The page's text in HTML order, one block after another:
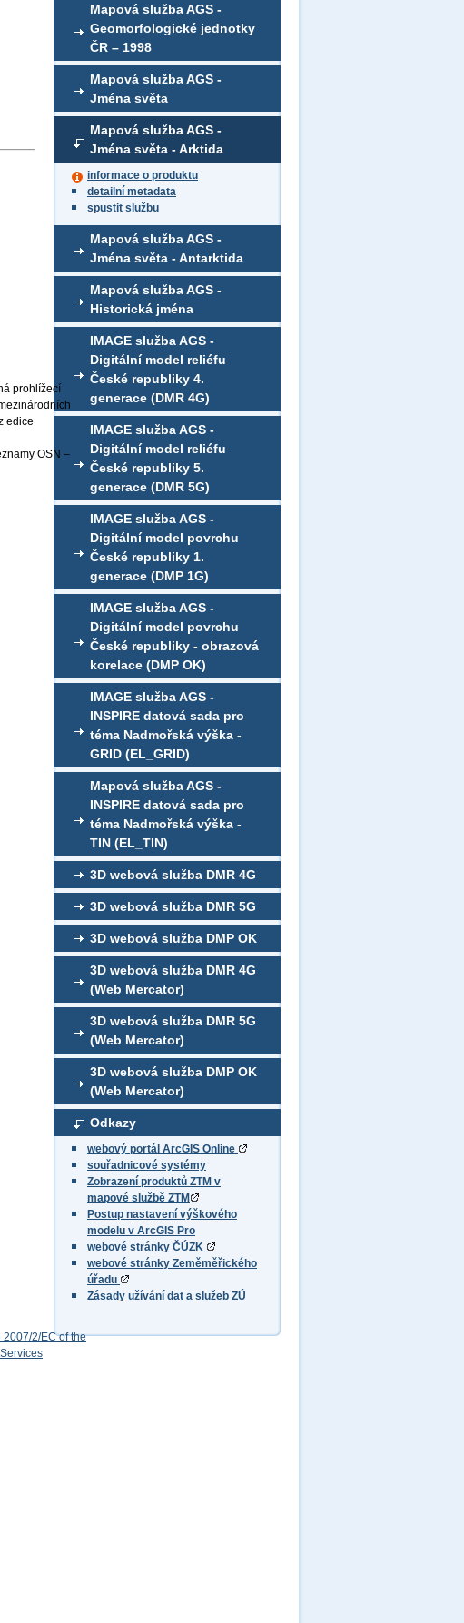
Mapová služba AGS -
Geomorfologické jednotky
ČR – 1998
Mapová služba AGS -
Jména světa
Mapová služba AGS -
Jména světa - Arktida
informace o produktu
detailní metadata
spustit službu
Mapová služba AGS -
Jména světa - Antarktida
Mapová služba AGS -
Historická jména
IMAGE služba AGS -
Digitální model reliéfu
České republiky 4.
generace (DMR 4G)
IMAGE služba AGS -
Digitální model reliéfu
České republiky 5.
generace (DMR 5G)
IMAGE služba AGS -
Digitální model povrchu
České republiky 1.
generace (DMP 1G)
IMAGE služba AGS -
Digitální model povrchu
České republiky - obrazová
korelace (DMP OK)
IMAGE služba AGS -
INSPIRE datová sada pro
téma Nadmořská výška -
GRID (EL_GRID)
Mapová služba AGS -
INSPIRE datová sada pro
téma Nadmořská výška -
TIN (EL_TIN)
3D webová služba DMR 4G
3D webová služba DMR 5G
3D webová služba DMP OK
3D webová služba DMR 4G
(Web Mercator)
3D webová služba DMR 5G
(Web Mercator)
3D webová služba DMP OK
(Web Mercator)
Odkazy
webový portál ArcGIS Online
souřadnicové systémy
Zobrazení produktů ZTM v
mapové službě ZTM
Postup nastavení výškového
modelu v ArcGIS Pro
webové stránky ČÚZK
webové stránky Zeměměřického
úřadu
Zásady užívání dat a služeb ZÚ
prohlížecí
edice
OSN –
2/EC of the